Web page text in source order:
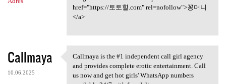
href="https://토토힐.com" rel=nofollow">꽁머니
</a>
Callmaya
10.06.2025
Callmaya is the #1
Callmaya is the #1 independent call girl agency
and provides complete erotic entertainment. Call
us now and get hot girls' WhatsApp numbers